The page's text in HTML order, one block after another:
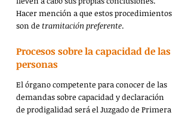
Hacer mención a que estos procedimientos
son de tramitación preferente.
Procesos sobre la capacidad de las
personas
El órgano competente para conocer de las
demandas sobre capacidad y declaración
de prodigalidad será el Juzgado de Primera